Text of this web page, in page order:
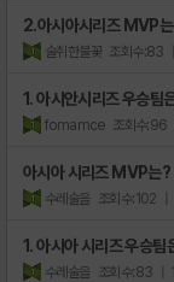
2.아시아시리즈 MVP
술취한불꽃 조회수:83
1. 아시안시리즈 우승팀
fomamce 조회수:96
아시아 시리즈 MVP는?
수레술을 조회수:102
1. 아시아 시리즈 우승팀
수레술을 조회수:83 |